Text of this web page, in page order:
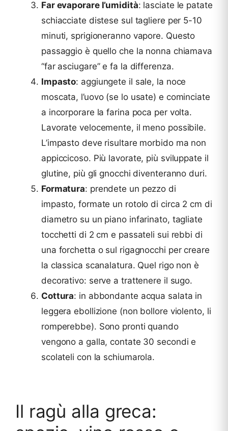
Far evaporare l’umidità: lasciate le patate
schiacciate distese sul tagliere per 5-10
minuti, sprigioneranno vapore. Questo
passaggio è quello che la nonna chiamava
“far asciugare” e fa la differenza.
Impasto: aggiungete il sale, la noce
moscata, l’uovo (se lo usate) e cominciate
a incorporare la farina poca per volta.
Lavorate velocemente, il meno possibile.
L’impasto deve risultare morbido ma non
appiccicoso. Più lavorate, più sviluppate il
glutine, più gli gnocchi diventeranno duri.
Formatura: prendete un pezzo di
impasto, formate un rotolo di circa 2 cm di
diametro su un piano infarinato, tagliate
tocchetti di 2 cm e passateli sui rebbi di
una forchetta o sul rigagnocchi per creare
la classica scanalatura. Quel rigo non è
decorativo: serve a trattenere il sugo.
Cottura: in abbondante acqua salata in
leggera ebollizione (non bollore violento, li
romperebbe). Sono pronti quando
vengono a galla, contate 30 secondi e
scolateli con la schiumarola.
Il ragù alla greca: